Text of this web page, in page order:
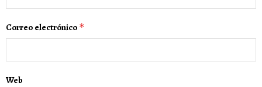
Correo electrónico *
Web